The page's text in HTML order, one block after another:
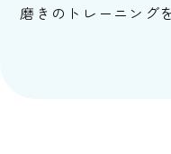
磨きのトレーニング